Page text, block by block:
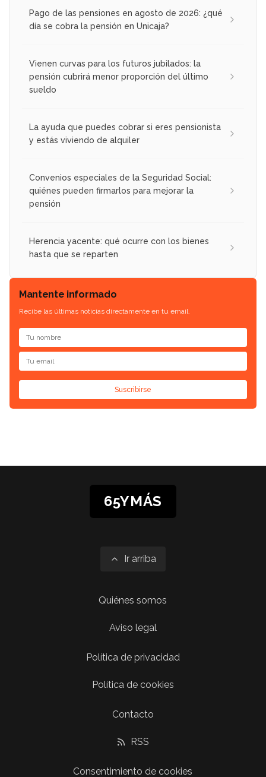
Pago de las pensiones en agosto de 2026: ¿qué
día se cobra la pensión en Unicaja?
Vienen curvas para los futuros jubilados: la
pensión cubrirá menor proporción del último
sueldo
La ayuda que puedes cobrar si eres pensionista
y estás viviendo de alquiler
Convenios especiales de la Seguridad Social:
quiénes pueden firmarlos para mejorar la
pensión
Herencia yacente: qué ocurre con los bienes
hasta que se reparten
Mantente informado
Recibe las últimas noticias directamente en tu email.
Suscribirse
65YMÁS
Ir arriba
Quiénes somos
Aviso legal
Política de privacidad
Política de cookies
Contacto
RSS
Consentimiento de cookies